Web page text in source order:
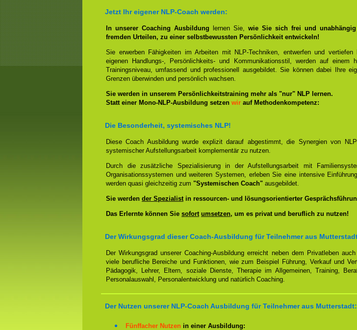
Jetzt Ihr eigener NLP-Coach werden:
In unserer Coaching Ausbildung lernen Sie, wie Sie sich frei und
fremden Urteilen, zu einer selbstbewussten Persönlichkeit entwickeln!
Sie erwerben Fähigkeiten im Arbeiten mit NLP-Techniken, entwerfen und vertiefen
eigenen Handlungs-, Persönlichkeits- und Kommunikationsstil, werden auf einem
Trainingsniveau, umfassend und professionell ausgebildet. Sie können dabei Ihre
Grenzen überwinden und persönlich wachsen.
Sie werden in unserem Persönlichkeitstraining mehr als "nur" NLP lernen.
Statt einer Mono-NLP-Ausbildung setzen wir auf Methodenkompetenz:
Die Besonderheit, systemisches NLP!
Diese Coach Ausbildung wurde explizit darauf abgestimmt, die Synergien von
systemischer Aufstellungsarbeit komplementär zu nutzen.
Durch die zusätzliche Spezialisierung in der Aufstellungsarbeit mit
Organisationssystemen und weiteren Systemen, erleben Sie eine intensive
werden quasi gleichzeitig zum "Systemischen Coach" ausgebildet.
Sie werden der Spezialistin ressourcen- und lösungsorientierter
Das Erlernte können Sie sofort umsetzen, um es privat und beruflich zu nutzen!
Der Wirkungsgrad dieser Coach-Ausbildung für Teilnehmer aus
Der Wirkungsgrad unserer Coaching-Ausbildung erreicht neben dem Privatleben
viele berufliche Bereiche und Funktionen, wie zum Beispiel Führung, Verkauf und
Pädagogik, Lehrer, Eltern, soziale Dienste, Therapie im Allgemeinen, Training,
Personalauswahl, Personalentwicklung und natürlich Coaching.
Der Nutzen unserer NLP-Coach Ausbildung für Teilnehmer aus Mutterstadt:
Fünffacher Nutzen in einer Ausbildung: